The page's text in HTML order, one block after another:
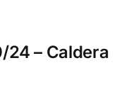
24 – Caldera